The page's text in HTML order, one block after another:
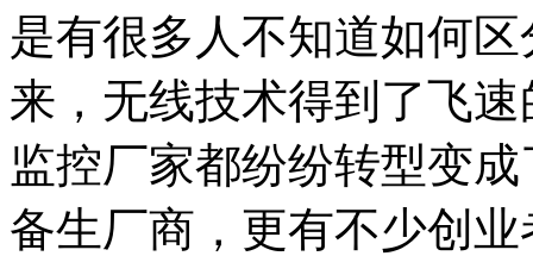
是有很多人不知道如何
来，无线技术得到了飞
监控厂家都纷纷转型变
备生厂商，更有不少创